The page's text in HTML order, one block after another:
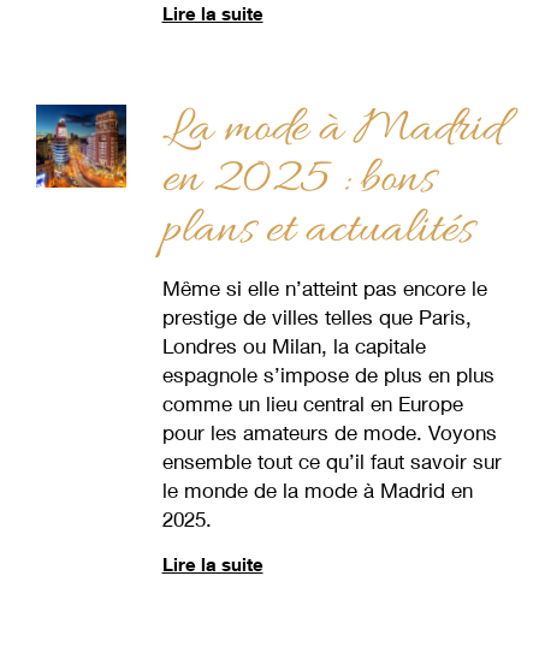
Lire la suite
La mode à Madrid
en 2025 : bons
plans et actualités
Même si elle n’atteint pas encore le
prestige de villes telles que Paris,
Londres ou Milan, la capitale
espagnole s’impose de plus en plus
comme un lieu central en Europe
pour les amateurs de mode. Voyons
ensemble tout ce qu’il faut savoir sur
le monde de la mode à Madrid en
2025.
Lire la suite